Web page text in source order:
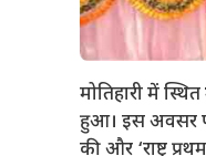
​मोतिहारी में स्थित
हुआ। इस अवसर
की और ‘राष्ट्र